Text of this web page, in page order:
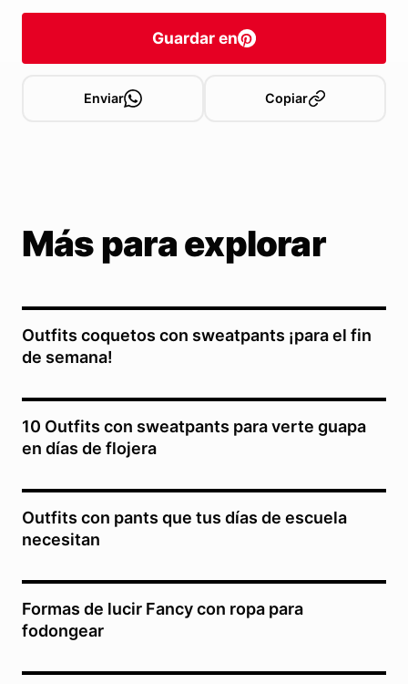
Guardar en
Enviar Copiar
Más para explorar
Outfits coquetos con sweatpants ¡para el fin
de semana!
10 Outfits con sweatpants para verte guapa
en días de flojera
Outfits con pants que tus días de escuela
necesitan
Formas de lucir Fancy con ropa para
fodongear